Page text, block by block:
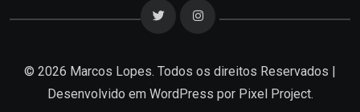
© 2026 Marcos Lopes. Todos os direitos Reservados |
Desenvolvido em WordPress por Pixel Project.